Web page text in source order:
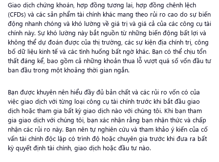
Giao dịch chứng khoán, hợp đồng tương lai, hợp đồng chênh lệch
(CFDs) và các sản phẩm tài chính khác mang theo rủi ro cao do sự biến
động nhanh chóng và khó lường về giá trị và giá cả của các công cụ tài
chính này. Sự khó lường này bắt nguồn từ những biến động bất lợi và
không thể dự đoán được của thị trường, các sự kiện địa chính trị, công
bố dữ liệu kinh tế và các tình huống bất ngờ khác. Bạn có thể chịu tổn
thất đáng kể, bao gồm cả những khoản thua lỗ vượt quá số vốn đầu tư
ban đầu trong một khoảng thời gian ngắn.
Bạn được khuyên nên hiểu đầy đủ bản chất và các rủi ro vốn có của
việc giao dịch với từng loại công cụ tài chính trước khi bắt đầu giao
dịch hoặc tham gia bất kỳ giao dịch nào với chúng tôi. Khi bạn tham
gia giao dịch với chúng tôi, bạn xác nhận rằng bạn nhận thức và chấp
nhận các rủi ro này. Bạn nên tự nghiên cứu và tham khảo ý kiến của cố
vấn tài chính độc lập có trình độ hoặc chuyên gia trước khi đưa ra bất
kỳ quyết định tài chính, giao dịch hoặc đầu tư nào.